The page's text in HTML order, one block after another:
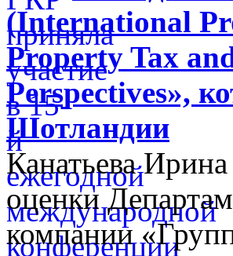
(International
Property Tax
Perspectives»,
Шотландии
Канатьева
оценки
компании